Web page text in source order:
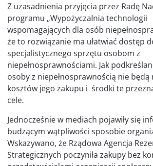
Z uzasadnienia przyjęcia przez Radę
programu „Wypożyczalnia technologii
wspomagających dla osób
że to rozwiązanie ma ułatwiać dostęp
specjalistycznego sprzętu osobom z
niepełnosprawnościami. Jak
osoby z niepełnosprawnością nie będą
kosztów jego zakupu i środki te
cele.
Jednocześnie w mediach pojawiły się
budzącym wątpliwości sposobie
Wskazywano, że Rządowa Agencja
Strategicznych poczyniła zakupy bez